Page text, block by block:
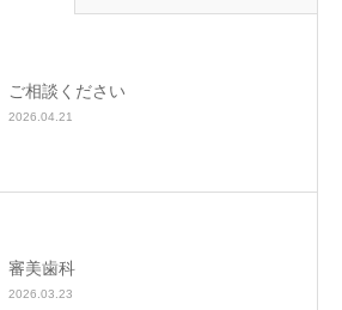
ご相談ください
2026.04.21
審美歯科
2026.03.23